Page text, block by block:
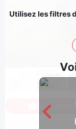
Utilisez les filtres